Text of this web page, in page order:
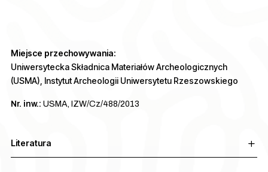
Miejsce przechowywania:
Uniwersytecka Składnica Materiałów Archeologicznych
(USMA), Instytut Archeologii Uniwersytetu Rzeszowskiego
Nr. inw.: USMA, IZW/Cz/488/2013
Literatura